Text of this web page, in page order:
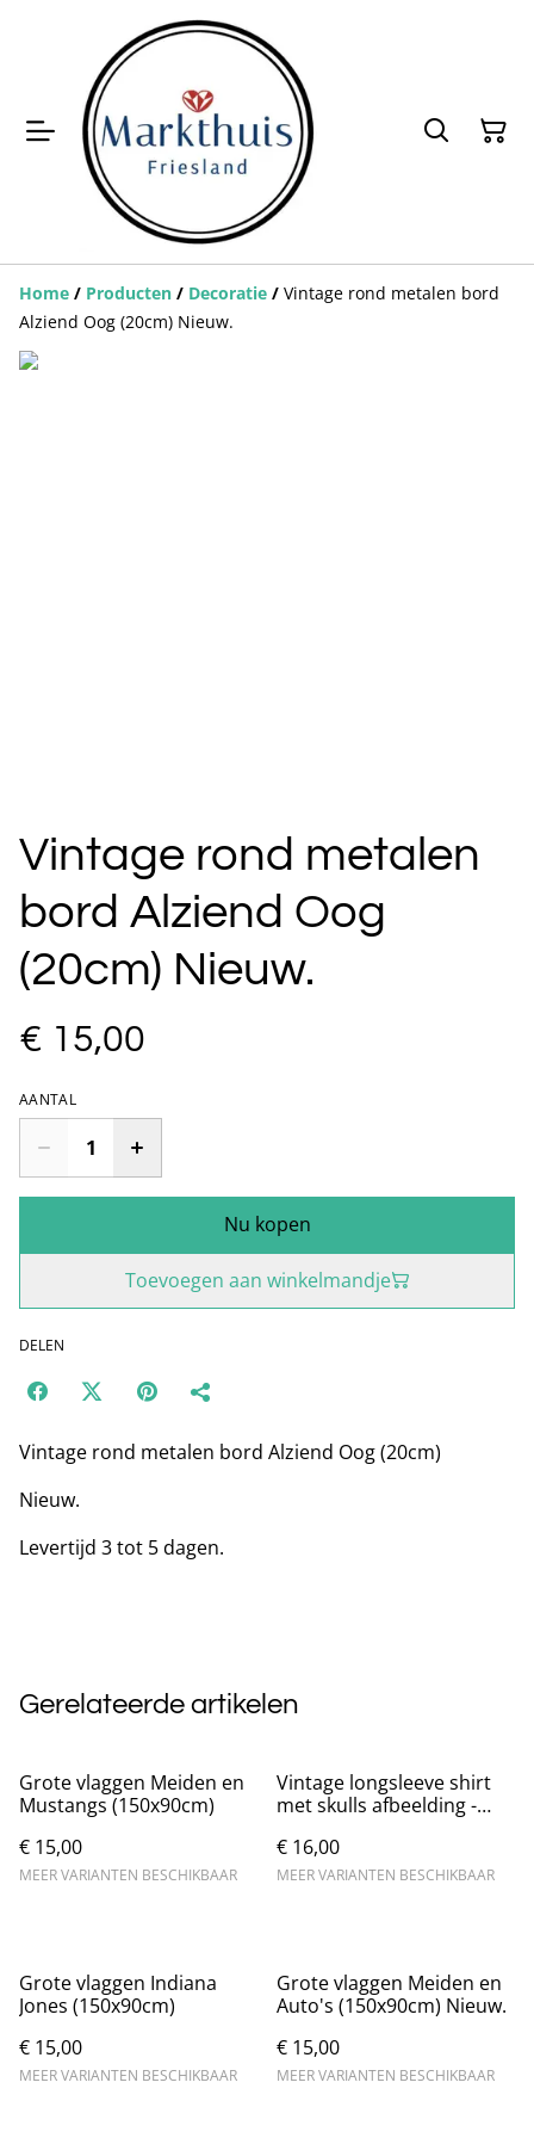
Home / Producten / Decoratie / Vintage rond metalen bord
Alziend Oog (20cm) Nieuw.
Vintage rond metalen
bord Alziend Oog
(20cm) Nieuw.
€ 15,00
AANTAL
Nu kopen
Toevoegen aan winkelmandje
DELEN
Vintage rond metalen bord Alziend Oog (20cm)
Nieuw.
Levertijd 3 tot 5 dagen.
Gerelateerde artikelen
Grote vlaggen Meiden en
Mustangs (150x90cm)
€ 15,00
MEER VARIANTEN BESCHIKBAAR
Vintage longsleeve shirt
met skulls afbeelding -
€ 16,00
MEER VARIANTEN BESCHIKBAAR
Grote vlaggen Indiana
Jones (150x90cm)
€ 15,00
MEER VARIANTEN BESCHIKBAAR
Grote vlaggen Meiden en
Auto's (150x90cm) Nieuw.
€ 15,00
MEER VARIANTEN BESCHIKBAAR